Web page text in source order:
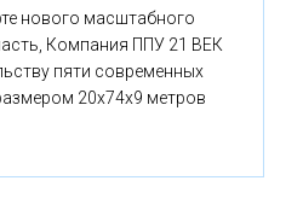
нового масштабного
Компания ППУ 21 ВЕК
пяти современных
20x74x9 метров